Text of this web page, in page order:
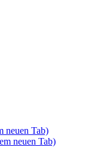
neuen Tab)
neuen Tab)